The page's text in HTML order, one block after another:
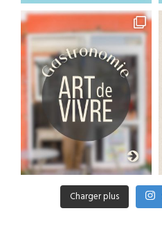
Charger plus